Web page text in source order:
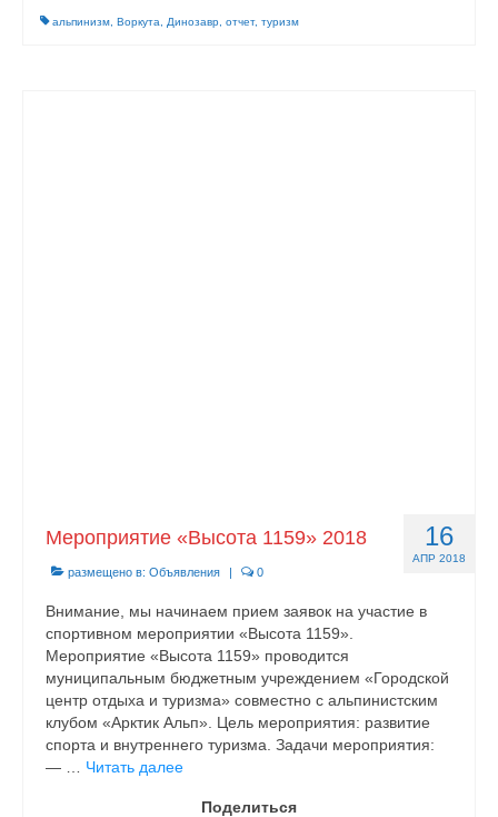
альпинизм Воркута Динозавр отчет, туризм
16
АПР 2018
Мероприятие «Высота 1159» 2018
размещено в: Объявления | 0
Внимание, мы начинаем прием заявок на участие в
спортивном мероприятии «Высота 1159».
Мероприятие «Высота 1159» проводится
муниципальным бюджетным учреждением «Городской
центр отдыха и туризма» совместно с альпинистским
клубом «Арктик Альп». Цель мероприятия: развитие
спорта и внутреннего туризма. Задачи мероприятия:
— … Читать далее
Поделиться